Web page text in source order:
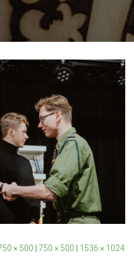
× 500 | 750 × 500 | 1536 × 1024